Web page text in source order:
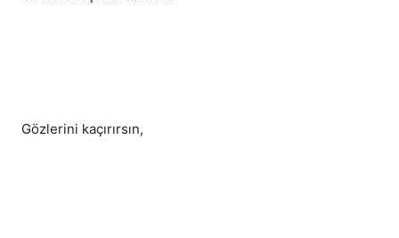
Gözlerini kaçırırsın,